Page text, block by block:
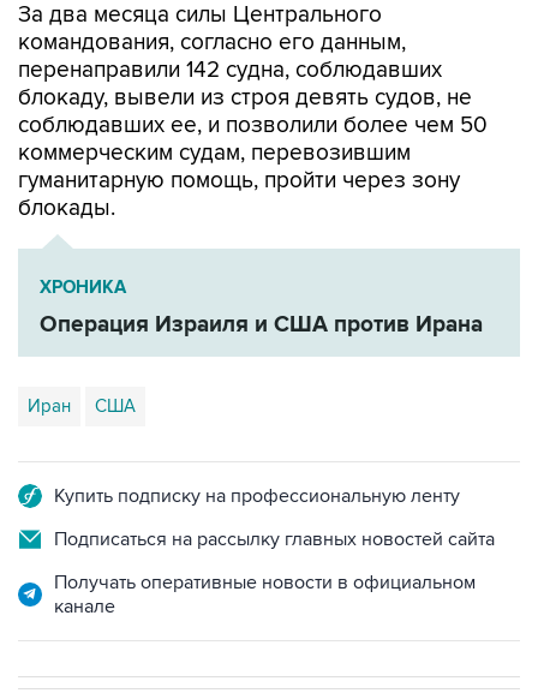
За два месяца силы Центрального
командования, согласно его данным,
перенаправили 142 судна, соблюдавших
блокаду, вывели из строя девять судов, не
соблюдавших ее, и позволили более чем 50
коммерческим судам, перевозившим
гуманитарную помощь, пройти через зону
блокады.
ХРОНИКА
Операция Израиля и США против Ирана
Иран США
Купить подписку на профессиональную ленту
Подписаться на рассылку главных новостей сайта
Получать оперативные новости в официальном
канале